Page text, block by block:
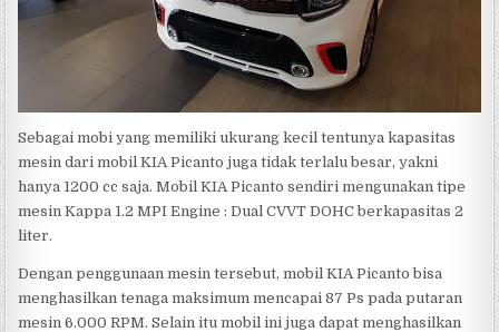
Sebagai mobi yang memiliki ukurang kecil tentunya kapasitas
mesin dari mobil KIA Picanto juga tidak terlalu besar, yakni
hanya 1200 cc saja. Mobil KIA Picanto sendiri mengunakan tipe
mesin Kappa 1.2 MPI Engine : Dual CVVT DOHC berkapasitas 2
liter.
Dengan penggunaan mesin tersebut, mobil KIA Picanto bisa
menghasilkan tenaga maksimum mencapai 87 Ps pada putaran
mesin 6.000 RPM. Selain itu mobil ini juga dapat menghasilkan